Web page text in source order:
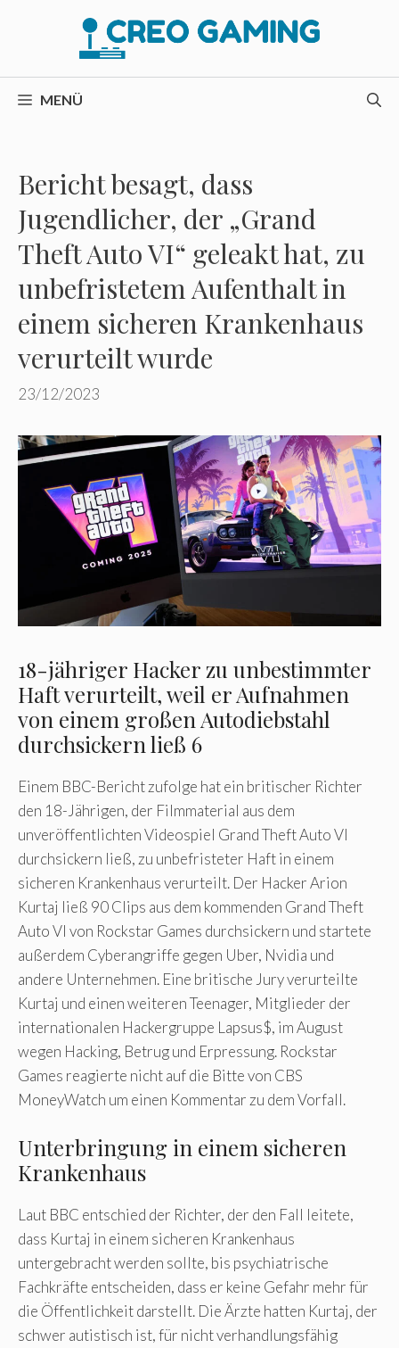
MENÜ
Bericht besagt, dass
Jugendlicher, der „Grand
Theft Auto VI“ geleakt hat, zu
unbefristetem Aufenthalt in
einem sicheren Krankenhaus
verurteilt wurde
23/12/2023
18-jähriger Hacker zu unbestimmter
Haft verurteilt, weil er Aufnahmen
von einem großen Autodiebstahl
durchsickern ließ 6
Einem BBC-Bericht zufolge hat ein britischer Richter
den 18-Jährigen, der Filmmaterial aus dem
unveröffentlichten Videospiel Grand Theft Auto VI
durchsickern ließ, zu unbefristeter Haft in einem
sicheren Krankenhaus verurteilt. Der Hacker Arion
Kurtaj ließ 90 Clips aus dem kommenden Grand Theft
Auto VI von Rockstar Games durchsickern und startete
außerdem Cyberangriffe gegen Uber, Nvidia und
andere Unternehmen. Eine britische Jury verurteilte
Kurtaj und einen weiteren Teenager, Mitglieder der
internationalen Hackergruppe Lapsus$, im August
wegen Hacking, Betrug und Erpressung. Rockstar
Games reagierte nicht auf die Bitte von CBS
MoneyWatch um einen Kommentar zu dem Vorfall.
Unterbringung in einem sicheren
Krankenhaus
Laut BBC entschied der Richter, der den Fall leitete,
dass Kurtaj in einem sicheren Krankenhaus
untergebracht werden sollte, bis psychiatrische
Fachkräfte entscheiden, dass er keine Gefahr mehr für
die Öffentlichkeit darstellt. Die Ärzte hatten Kurtaj, der
schwer autistisch ist, für nicht verhandlungsfähig